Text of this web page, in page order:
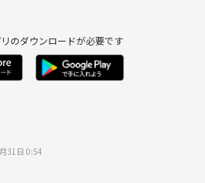
のダウンロードが必要です
31日 0:54